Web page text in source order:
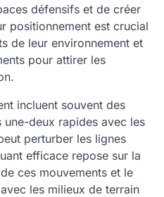
défensifs et de créer
positionnement est crucial
de leur environnement et
pour attirer les
incluent souvent des
deux rapides avec les
perturber les lignes
efficace repose sur la
ces mouvements et le
les milieux de terrain